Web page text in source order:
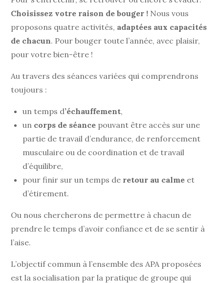
Choisissez votre raison de bouger ! Nous vous
proposons quatre activités, adaptées aux capacités
de chacun. Pour bouger toute l’année, avec plaisir,
pour votre bien-être !
Au travers des séances variées qui comprendrons
toujours :
un temps d’échauffement,
un corps de séance pouvant être accès sur une
partie de travail d’endurance, de renforcement
musculaire ou de coordination et de travail
d’équilibre,
pour finir sur un temps de retour au calme et
d’étirement.
Ou nous chercherons de permettre à chacun de
prendre le temps d’avoir confiance et de se sentir à
l’aise.
L’objectif commun à l’ensemble des APA proposées
est la socialisation par la pratique de groupe qui